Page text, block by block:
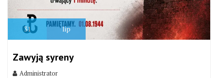
31 lip
Zawyją syreny
Administrator